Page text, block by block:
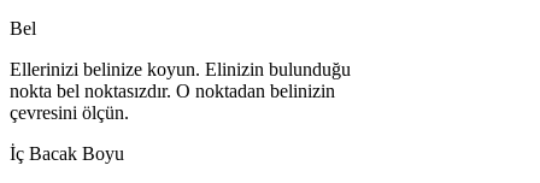
Bel
Ellerinizi belinize koyun. Elinizin bulunduğu
nokta bel noktasızdır. O noktadan belinizin
çevresini ölçün.
İç Bacak Boyu